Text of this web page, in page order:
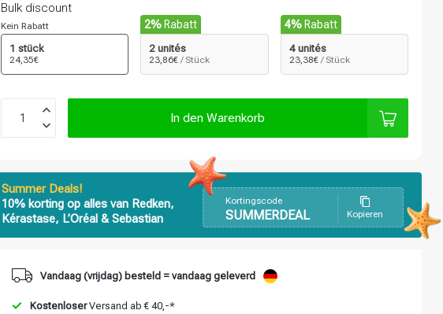
Bulk discount
Kein Rabatt
1 stück
24,35€
2% Rabatt
2 unités
23,86€ / Stück
4%Rabatt
4 unités
23,38€ / Stück
In den Warenkorb
Summer Deals!
10% korting op alles van Redken,
Kérastase, L’Oréal & Sebastian
Kortingscode
SUMMERDEAL Kopieren
Vandaag (vrijdag) besteld = vandaag geleverd
KostenloserVersand ab € 40,-*